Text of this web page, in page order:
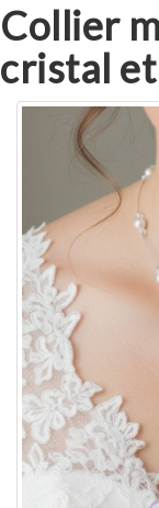
Collier
cristal